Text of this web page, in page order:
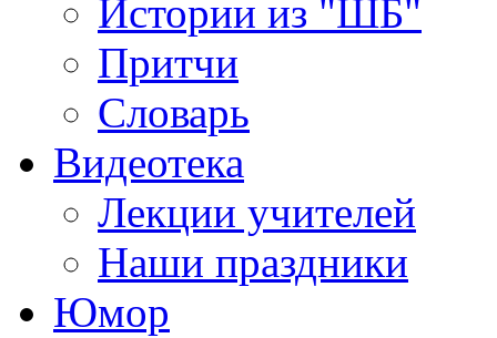
Истории из "ШБ"
Притчи
Словарь
Видеотека
Лекции учителей
Наши праздники
Юмор